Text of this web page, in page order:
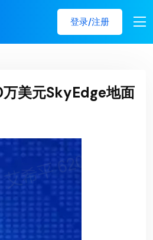
登录/注册
美元SkyEdge地面